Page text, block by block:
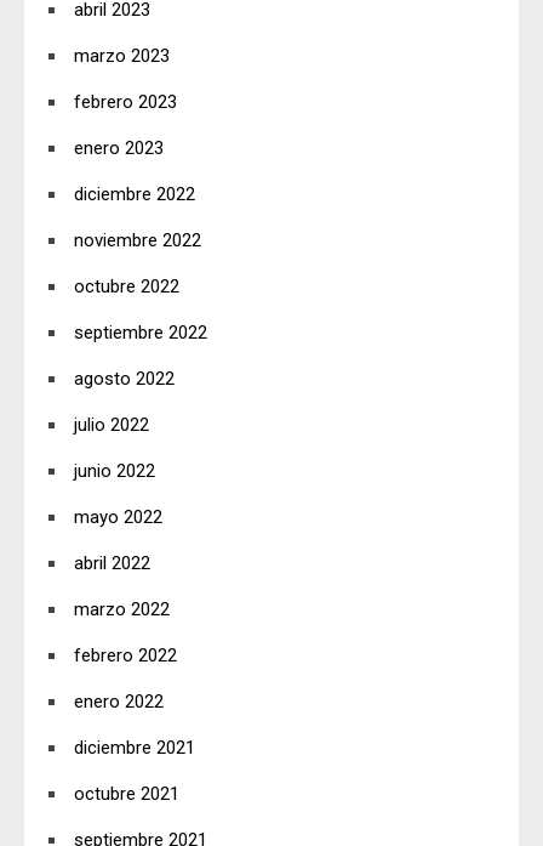
abril 2023
marzo 2023
febrero 2023
enero 2023
diciembre 2022
noviembre 2022
octubre 2022
septiembre 2022
agosto 2022
julio 2022
junio 2022
mayo 2022
abril 2022
marzo 2022
febrero 2022
enero 2022
diciembre 2021
octubre 2021
septiembre 2021